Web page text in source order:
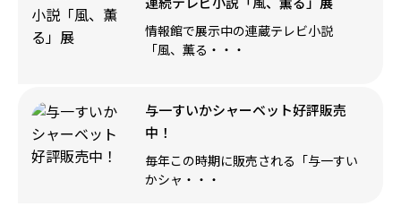
連続テレビ小説「風、薫る」展
情報館で展示中の連蔵テレビ小説
「風、薫る・・・
与一すいかシャーベット好評販売
中！
毎年この時期に販売される「与一すい
かシャ・・・